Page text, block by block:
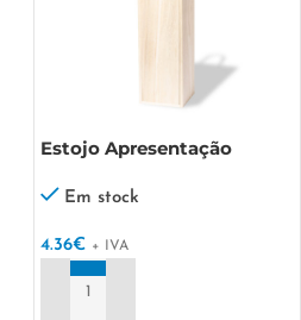
Estojo Apresentação
Em stock
4.36€ + IVA